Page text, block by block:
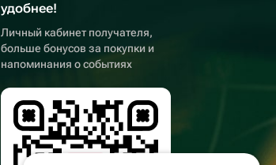
удобнее!
Личный кабинет получателя,
больше бонусов за покупки и
напоминания о событиях